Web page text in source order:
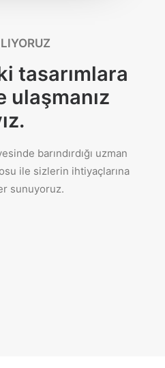
tasarımlara
ulaşmanız
barındırdığı uzman
ile sizlerin ihtiyaçlarına
sunuyoruz.